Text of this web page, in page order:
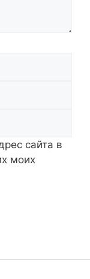
сайта в
моих